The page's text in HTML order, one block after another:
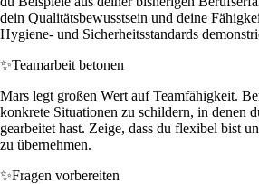
dein Qualitätsbewusstsein und deine
Hygiene- und Sicherheitsstandards
✨Teamarbeit betonen
Mars legt großen Wert auf Teamfähigkeit.
konkrete Situationen zu schildern, in denen
gearbeitet hast. Zeige, dass du flexibel bist
zu übernehmen.
✨Fragen vorbereiten